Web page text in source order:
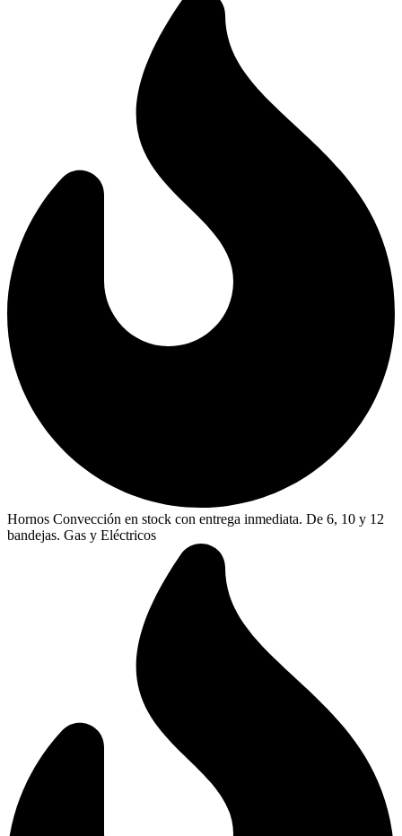
Hornos Convección en stock con entrega inmediata. De 6, 10 y 12
bandejas. Gas y Eléctricos